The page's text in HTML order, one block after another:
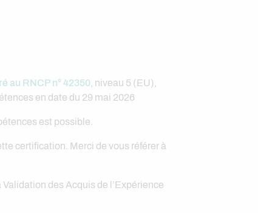
au RNCP n° 42350 , niveau 5 (EU),
en date du 29 mai 2026
est possible.
certification. Merci de vous référer à
des Acquis de l’Expérience